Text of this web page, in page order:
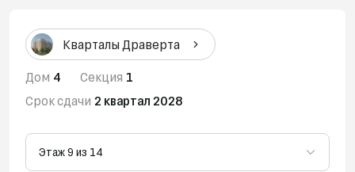
Кварталы Драверта
Дом 4 Секция 1
Срок сдачи 2 квартал 2028
Этаж 9 из 14